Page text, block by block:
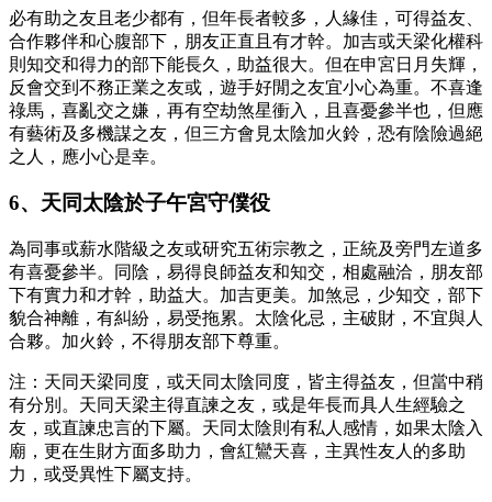
必有助之友且老少都有，但年長者較多，人緣佳，可得益友、
合作夥伴和心腹部下，朋友正直且有才幹。加吉或天梁化權科
則知交和得力的部下能長久，助益很大。但在申宮日月失輝，
反會交到不務正業之友或，遊手好閒之友宜小心為重。不喜逢
祿馬，喜亂交之嫌，再有空劫煞星衝入，且喜憂參半也，但應
有藝術及多機謀之友，但三方會見太陰加火鈴，恐有陰險過絕
之人，應小心是幸。
6、天同太陰於子午宮守僕役
為同事或薪水階級之友或研究五術宗教之，正統及旁門左道多
有喜憂參半。同陰，易得良師益友和知交，相處融洽，朋友部
下有實力和才幹，助益大。加吉更美。加煞忌，少知交，部下
貌合神離，有糾紛，易受拖累。太陰化忌，主破財，不宜與人
合夥。加火鈴，不得朋友部下尊重。
注：天同天梁同度，或天同太陰同度，皆主得益友，但當中稍
有分別。天同天梁主得直諫之友，或是年長而具人生經驗之
友，或直諫忠言的下屬。天同太陰則有私人感情，如果太陰入
廟，更在生財方面多助力，會紅鸞天喜，主異性友人的多助
力，或受異性下屬支持。